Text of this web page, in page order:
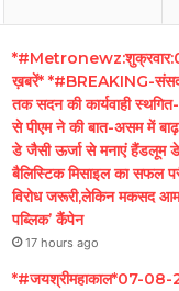
ख़बरें* *#BREAKING-संसद में
तक सदन की कार्यवाही
से पीएम ने की बात-असम में
डे जैसी ऊर्जा से मनाएं हैंडलूम
बैलिस्टिक मिसाइल का सफल
विरोध जरूरी,लेकिन मकसद आम
पब्लिक’ कैंपेन
17 hours ago
*#जयश्रीमहाकाल*07-